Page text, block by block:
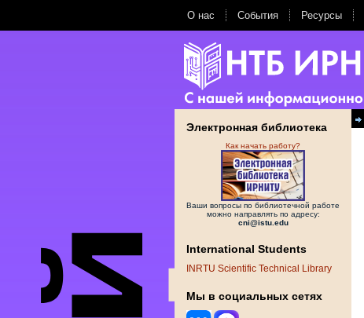
О нас События Ресурсы
Электронная библиотека
Как начать работу?
Ваши вопросы по библиотечной работе
можно направлять по адресу:
cni@istu.edu
International Students
INRTU Scientific Technical Library
Мы в социальных сетях